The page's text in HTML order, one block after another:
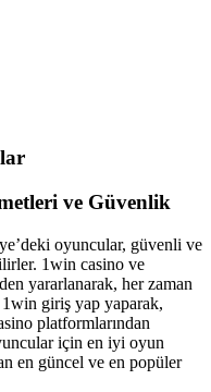
ve Güvenlik
oyuncular, güvenli ve
1win casino ve
yararlanarak, her zaman
giriş yap yaparak,
platformlarından
için en iyi oyun
en güncel ve en popüler